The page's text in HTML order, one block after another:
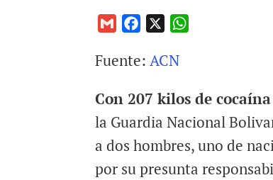
G
a
l
c
b
o
k
s
A
p
Fuente:ACN
Con 207 kilos de
la Guardia Nacional
a dos hombres, uno de
por su presunta